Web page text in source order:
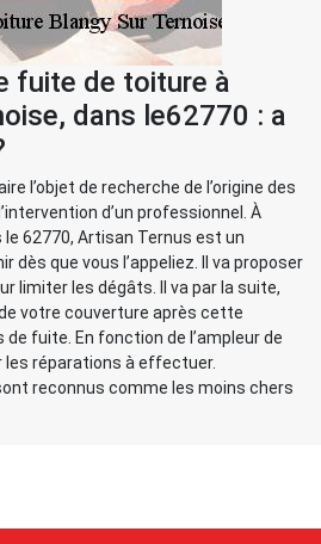
fuite de toiture à
dans le62770 : a
l’objet de recherche de l’origine des
d’un professionnel. À
le 62770, Artisan Ternus est un
dès que vous l’appeliez. Il va proposer
limiter les dégâts. Il va par la suite,
votre couverture après cette
fuite. En fonction de l’ampleur de
les réparations à effectuer.
reconnus comme les moins chers